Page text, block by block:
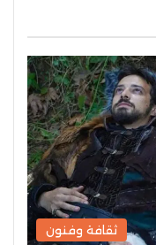
ثقافة وفنون